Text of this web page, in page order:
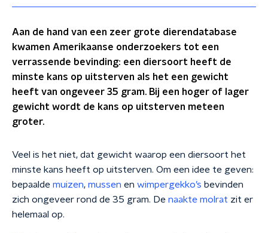
Aan de hand van een zeer grote dierendatabase
kwamen Amerikaanse onderzoekers tot een
verrassende bevinding: een diersoort heeft de
minste kans op uitsterven als het een gewicht
heeft van ongeveer 35 gram. Bij een hoger of lager
gewicht wordt de kans op uitsterven meteen
groter.
Veel is het niet, dat gewicht waarop een diersoort het
minste kans heeft op uitsterven. Om een idee te geven:
bepaalde muizen, mussen en wimpergekko’s bevinden
zich ongeveer rond de 35 gram. De naakte molrat zit er
helemaal op.